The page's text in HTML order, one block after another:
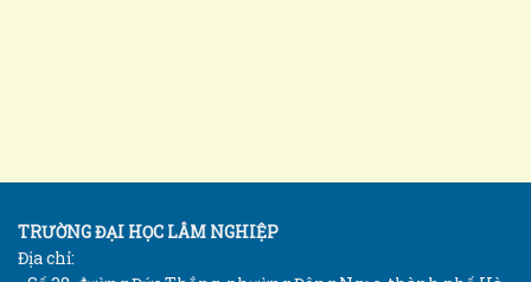
TRƯỜNG ĐẠI HỌC LÂM NGHIỆP
Địa chỉ: